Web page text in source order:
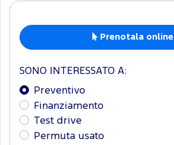
Prenotala online
SONO INTERESSATO A:
Preventivo
Finanziamento
Test drive
Permuta usato